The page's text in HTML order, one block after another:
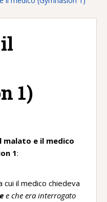
1)
malato e il medico
1:
cui il medico chiedeva
e che era interrogato